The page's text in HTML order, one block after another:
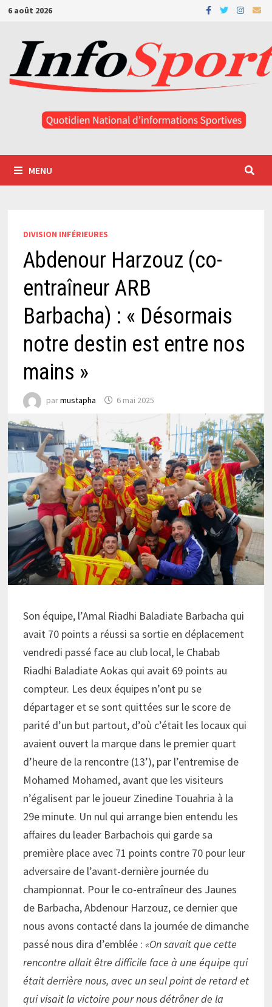
Passer
contenu
6 août 2026
MENU
DIVISION INFÉRIEURES
Abdenour Harzouz (co-
entraîneur ARB
Barbacha) : « Désormais
notre destin est entre nos
mains »
parmustapha 6 mai 2025
Son équipe, l’Amal Riadhi Baladiate Barbacha qui
avait 70 points a réussi sa sortie en déplacement
vendredi passé face au club local, le Chabab
Riadhi Baladiate Aokas qui avait 69 points au
compteur. Les deux équipes n’ont pu se
départager et se sont quittées sur le score de
parité d’un but partout, d’où c’était les locaux qui
avaient ouvert la marque dans le premier quart
d’heure de la rencontre (13’), par l’entremise de
Mohamed Mohamed, avant que les visiteurs
n’égalisent par le joueur Zinedine Touahria à la
29e minute. Un nul qui arrange bien entendu les
affaires du leader Barbachois qui garde sa
première place avec 71 points contre 70 pour leur
adversaire de l’avant-dernière journée du
championnat. Pour le co-entraîneur des Jaunes
de Barbacha, Abdenour Harzouz, ce dernier que
nous avons contacté dans la journée de dimanche
passé nous dira d’emblée : «On savait que cette
rencontre allait être difficile face à une équipe qui
était derrière nous, avec un seul point de retard et
qui visait la victoire pour nous détrôner de la